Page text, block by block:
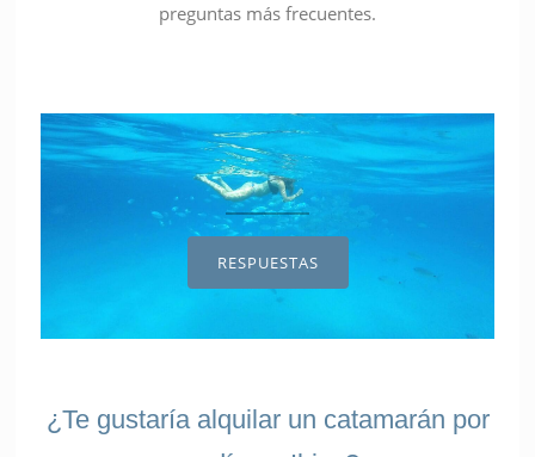
preguntas más frecuentes.
RESPUESTAS
¿Te gustaría alquilar un catamarán por